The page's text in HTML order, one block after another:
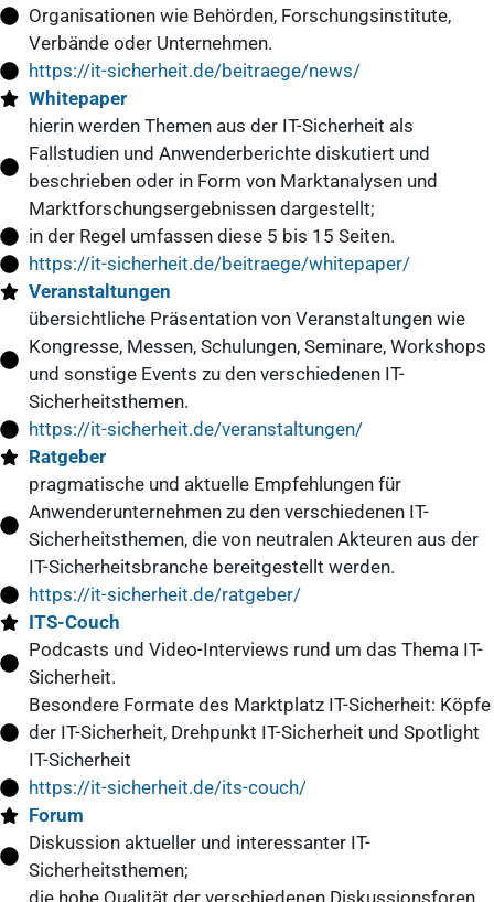
Organisationen wie Behörden, Forschungsinstitute,
Verbände oder Unternehmen.
https://it-sicherheit.de/beitraege/news/
Whitepaper
hierin werden Themen aus der IT-Sicherheit als
Fallstudien und Anwenderberichte diskutiert und
beschrieben oder in Form von Marktanalysen und
Marktforschungsergebnissen dargestellt;
in der Regel umfassen diese 5 bis 15 Seiten.
https://it-sicherheit.de/beitraege/whitepaper/
Veranstaltungen
übersichtliche Präsentation von Veranstaltungen wie
Kongresse, Messen, Schulungen, Seminare, Workshops
und sonstige Events zu den verschiedenen IT-
Sicherheitsthemen.
https://it-sicherheit.de/veranstaltungen/
Ratgeber
pragmatische und aktuelle Empfehlungen für
Anwenderunternehmen zu den verschiedenen IT-
Sicherheitsthemen, die von neutralen Akteuren aus der
IT-Sicherheitsbranche bereitgestellt werden.
https://it-sicherheit.de/ratgeber/
ITS-Couch
Podcasts und Video-Interviews rund um das Thema IT-
Sicherheit.
Besondere Formate des Marktplatz IT-Sicherheit: Köpfe
der IT-Sicherheit, Drehpunkt IT-Sicherheit und Spotlight
IT-Sicherheit
https://it-sicherheit.de/its-couch/
Forum
Diskussion aktueller und interessanter IT-
Sicherheitsthemen;
die hohe Qualität der verschiedenen Diskussionsforen